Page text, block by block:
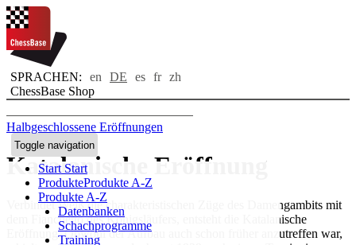
SPRACHEN: en DE es fr zh
ChessBase Shop
Toggle navigation
Start Start
ProdukteProdukte A-Z
Produkte A-Z
Datenbanken
Schachprogramme
Training
Halbgeschlossene Eröffnungen
Katalanische Eröffnung
Verbindet Weiß die charakteristischen Züge des Damengambits mit
dem Fianchetto des Königsläufers, entsteht die Katalanische
Eröffnung. Obwohl der Aufbau auch schon früher anzutreffen war,